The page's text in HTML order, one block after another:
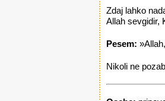
Zdaj lahko
Allah sevgidir,
Pesem:
Nikoli ne